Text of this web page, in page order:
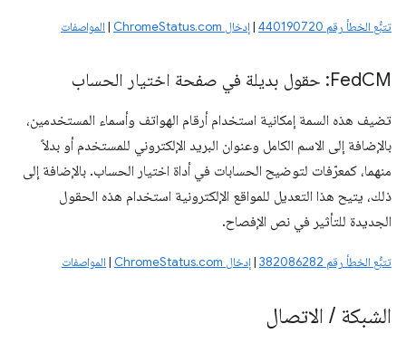
تتبُّع الخطأ رقم 440190720 |إدخال ChromeStatus.com |المواصفات
FedCM: حقول بديلة في صفحة اختيار الحساب
تضيف هذه السمة إمكانية استخدام أرقام الهواتف وأسماء المستخدمين،
بالإضافة إلى الاسم الكامل وعنوان البريد الإلكتروني للمستخدم أو بدلاً
منهما، كمعرّفات لتوضيح الحسابات في أداة اختيار الحساب. بالإضافة إلى
ذلك، يتيح هذا التعديل للمواقع الإلكترونية استخدام هذه الحقول
الجديدة للتأثير في نص الإفصاح.
تتبُّع الخطأ رقم 382086282 |إدخال ChromeStatus.com |المواصفات
الشبكة / الاتصال